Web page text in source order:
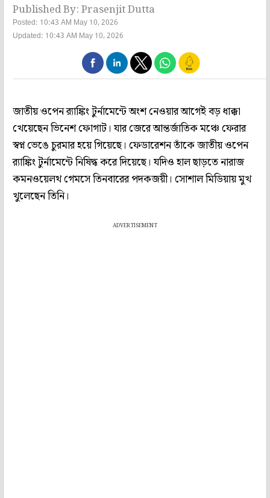
Published By: Prasenjit Dutta
Posted: 10:43 AM May 10, 2026
Updated: 10:43 AM May 10, 2026
জাতীয় ওপেন র‌্যাঙ্কিং টুর্নামেন্টে অংশ নেওয়ার আগেই বড় ধাক্কা
খেয়েছেন ভিনেশ ফোগাট। যার জেরে আন্তর্জাতিক মঞ্চে ফেরার
স্বপ্ন ভেঙে চুরমার হয়ে গিয়েছে। ফেডারেশন তাঁকে জাতীয় ওপেন
র‍্যাঙ্কিং টুর্নামেন্টে নিষিদ্ধ করে দিয়েছে। যদিও হাল ছাড়তে নারাজ
কমনওয়েলথ গেমসে তিনবারের পদকজয়ী। সোশাল মিডিয়ায় মুখ
খুলেছেন তিনি।
ADVERTISEMENT